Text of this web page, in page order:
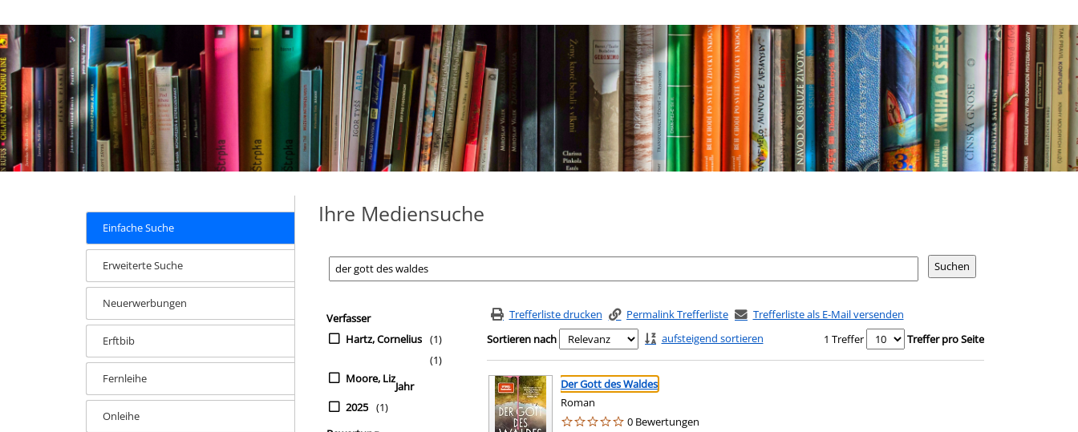
Einfache Suche
Erweiterte Suche
Neuerwerbungen
Erftbib
Fernleihe
Onleihe
Ihre Mediensuche
Suchfilter
Zur Trefferliste springen
Verfasser
Hartz, Cornelius (1)
Moore, Liz
(1)
Jahr
2025 (1)
Trefferliste drucken Permalink Trefferliste
Trefferliste als E-Mail versenden
Sortieren nach
aufsteigend sortieren 1 Treffer Treffer pro Seite
Suchergebnis
Zu den Suchfiltern springen
Der Gott des Waldes
Roman
0 Bewertungen